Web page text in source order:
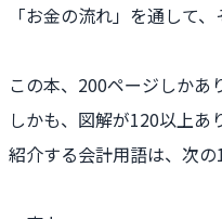
「お金の流れ」を通して、
この本、200ページしかあ
しかも、図解が120以上あ
紹介する会計用語は、次の